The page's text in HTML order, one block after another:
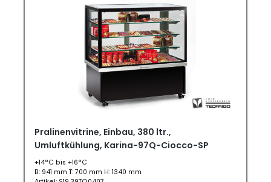
Pralinenvitrine, Einbau, 380 ltr.,
Umluftkühlung, Karina-97Q-Ciocco-SP
+14°C bis +16°C
B: 941 mm T: 700 mm H: 1340 mm